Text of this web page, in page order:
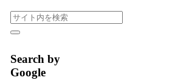
Search by
Google